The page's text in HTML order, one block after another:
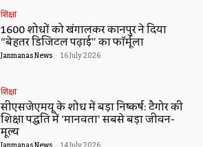
शिक्षा
1600 शोधों को खंगालकर कानपुर ने दिया
“बेहतर डिजिटल पढ़ाई” का फॉर्मूला
Janmanas News - 16 July 2026
शिक्षा
सीएसजेएमयू के शोध में बड़ा निष्कर्ष: टैगोर की
शिक्षा पद्धति में ‘मानवता’ सबसे बड़ा जीवन-
मूल्य
Janmanas News 14 July 2026